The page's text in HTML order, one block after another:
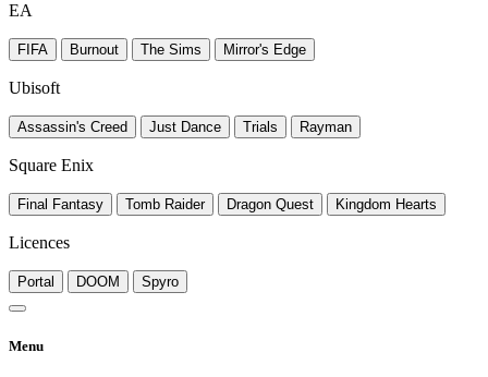
EA
FIFA Burnout The Sims Mirror's Edge
Ubisoft
Assassin's Creed Just Dance Trials Rayman
Square Enix
Final Fantasy Tomb Raider Dragon Quest Kingdom Hearts
Licences
Portal DOOM Spyro
Menu